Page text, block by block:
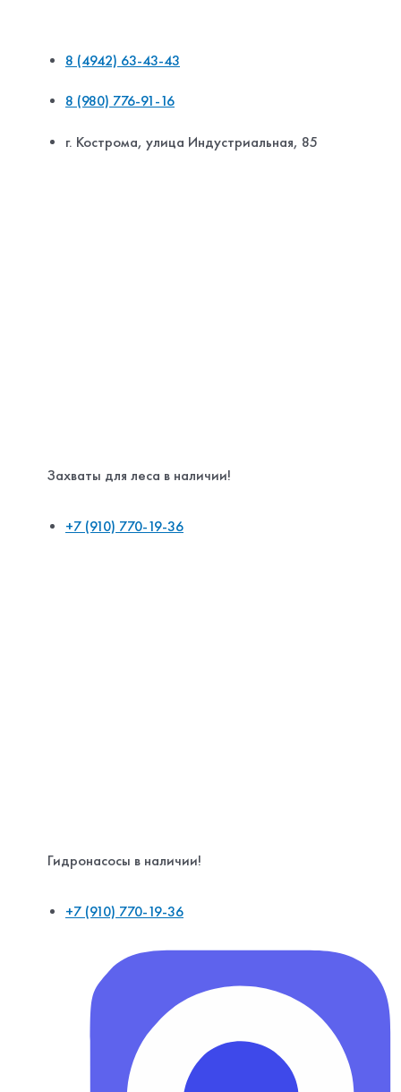
8 (4942) 63-43-43
8 (980) 776-91-16
г. Кострома, улица Индустриальная, 85
Захваты для леса в наличии!
+7 (910) 770-19-36
Гидронасосы в наличии!
+7 (910) 770-19-36